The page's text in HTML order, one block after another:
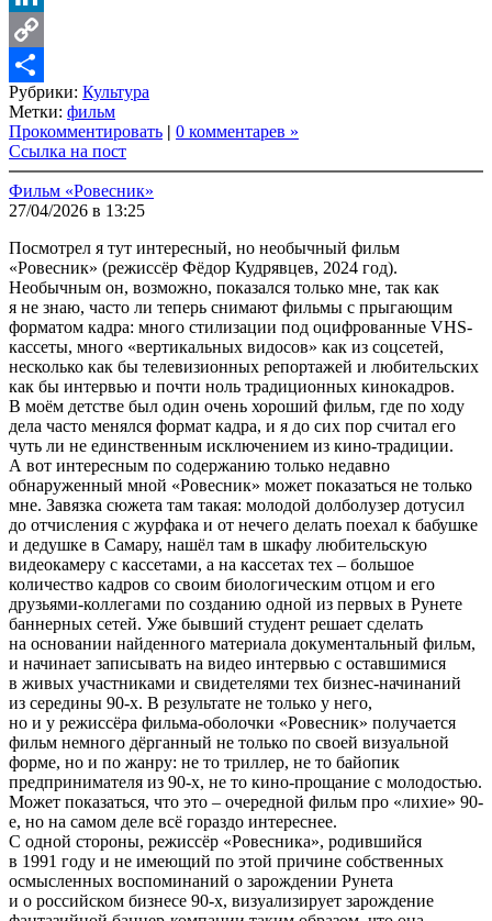
LinkedIn
Copy
Link
Share
Рубрики: Культура
Метки: фильм
Прокомментировать | 0 комментарев »
Ссылка на пост
Фильм «Ровесник»
27/04/2026 в 13:25
Посмотрел я тут интересный, но необычный фильм
«Ровесник» (режиссёр Фёдор Кудрявцев, 2024 год).
Необычным он, возможно, показался только мне, так как
я не знаю, часто ли теперь снимают фильмы с прыгающим
форматом кадра: много стилизации под оцифрованные VHS-
кассеты, много «вертикальных видосов» как из соцсетей,
несколько как бы телевизионных репортажей и любительских
как бы интервью и почти ноль традиционных кинокадров.
В моём детстве был один очень хороший фильм, где по ходу
дела часто менялся формат кадра, и я до сих пор считал его
чуть ли не единственным исключением из кино-традиции.
А вот интересным по содержанию только недавно
обнаруженный мной «Ровесник» может показаться не только
мне. Завязка сюжета там такая: молодой долболузер дотусил
до отчисления с журфака и от нечего делать поехал к бабушке
и дедушке в Самару, нашёл там в шкафу любительскую
видеокамеру с кассетами, а на кассетах тех – большое
количество кадров со своим биологическим отцом и его
друзьями-коллегами по созданию одной из первых в Рунете
баннерных сетей. Уже бывший студент решает сделать
на основании найденного материала документальный фильм,
и начинает записывать на видео интервью с оставшимися
в живых участниками и свидетелями тех бизнес-начинаний
из середины 90-х. В результате не только у него,
но и у режиссёра фильма-оболочки «Ровесник» получается
фильм немного дёрганный не только по своей визуальной
форме, но и по жанру: не то триллер, не то байопик
предпринимателя из 90-х, не то кино-прощание с молодостью.
Может показаться, что это – очередной фильм про «лихие» 90-
е, но на самом деле всё гораздо интереснее.
С одной стороны, режиссёр «Ровесника», родившийся
в 1991 году и не имеющий по этой причине собственных
осмысленных воспоминаний о зарождении Рунета
и о российском бизнесе 90-х, визуализирует зарождение